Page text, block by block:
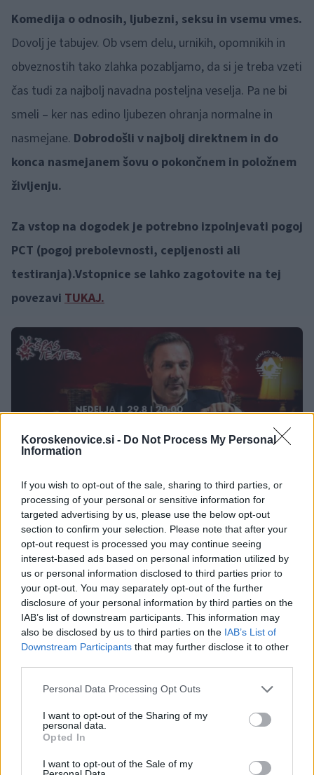
Koroskenovice.si - Do Not Process My Personal
Information
If you wish to opt-out of the sale, sharing to third parties, or
processing of your personal or sensitive information for
targeted advertising by us, please use the below opt-out
section to confirm your selection. Please note that after your
opt-out request is processed you may continue seeing
interest-based ads based on personal information utilized by
us or personal information disclosed to third parties prior to
your opt-out. You may separately opt-out of the further
disclosure of your personal information by third parties on the
IAB’s list of downstream participants. This information may
also be disclosed by us to third parties on the IAB’s List of
Downstream Participants that may further disclose it to other
Please note that this website/app uses one or more Google
not limited to your visit or usage behaviour. You may click to
grant or deny consent to Google and its third-party tags to
use your data for below specified purposes in below Google
consent section.
Personal Data Processing Opt Outs
I want to opt-out of the Sharing of my
personal data.
Opted In
I want to opt-out of the Sale of my
Komedija o odnosih, ljubezni, seksu in vsemu vmes.
Dovolj je tabujev. Ob vsem delu, urnikih, opomnikih in
obveznostih tako zlahka pozabljamo, da si je treba vzeti
čas tudi za najbolj navadna posteljna veselja. Pa ne bi
smeli – ker nas edino ljubezen ohranja normalne in
nasmejane. Dobrodošli v najbolj direktnem in do
konca nasmejanem šovu o pokončnem in položnem
življenju.
Za vstop na dogodek je potrebno izpolnjevati pogoj
PCT (pogoj prebolevnosti, cepljenosti ali
testiranja).Vstopnice se lahko zagotovite na tej
povezavi TUKAJ.
Vir: FB Ivarčko jezero
Opozorilo:Po 297. členu Kazenskega zakonika je
posameznik kazensko odgovoren za javno spodbujanje
sovraštva, nasilja ali nestrpnosti. Komentarji z žaljivimi,
rasističnimi, diskriminatornimi ali nezakonitimi vsebinami bodo
Failed to fetch